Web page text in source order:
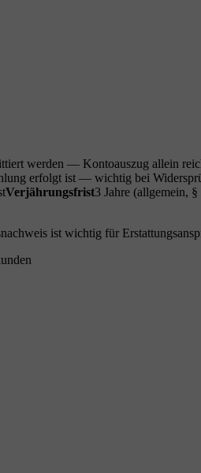
werden — Kontoauszug allein
erfolgt ist — wichtig bei
Verjährungsfrist3 Jahre (allgemein,
ist wichtig für